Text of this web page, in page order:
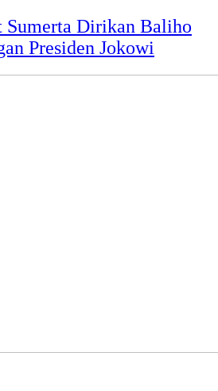
Sumerta Dirikan Baliho
Presiden Jokowi